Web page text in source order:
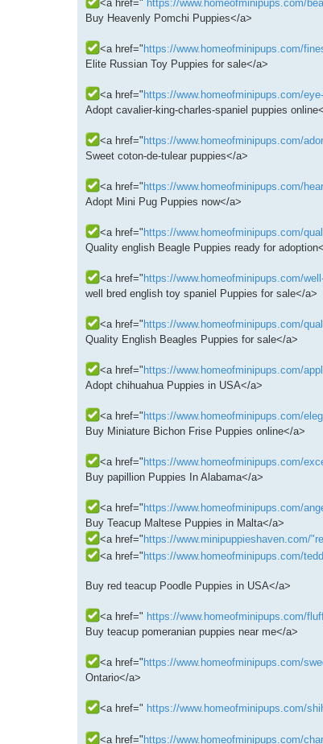
<a href=" https://www.homeofminipups.com/
Buy Heavenly Pomchi Puppies</a>
<a href=" https://www.homeofminipups.com/
Elite Russian Toy Puppies for sale</a>
<a href=" https://www.homeofminipups.com/
Adopt cavalier-king-charles-spaniel puppies
<a href=" https://www.homeofminipups.com/
Sweet coton-de-tulear puppies</a>
<a href=" https://www.homeofminipups.com/
Adopt Mini Pug Puppies now</a>
<a href=" https://www.homeofminipups.com/
Quality english Beagle Puppies ready for
<a href=" https://www.homeofminipups.com/
well bred english toy spaniel Puppies for sale</a>
<a href=" https://www.homeofminipups.com/
Quality English Beagles Puppies for sale</a>
<a href=" https://www.homeofminipups.com/
Adopt chihuahua Puppies in USA</a>
<a href=" https://www.homeofminipups.com/
Buy Miniature Bichon Frise Puppies online</a>
<a href=" https://www.homeofminipups.com/
Buy papillion Puppies In Alabama</a>
<a href=" https://www.homeofminipups.com/
Buy Teacup Maltese Puppies in Malta</a>
<a href=" https://www.minipuppieshaven.com/
<a href=" https://www.homeofminipups.com/
Buy red teacup Poodle Puppies in USA</a>
<a href=" https://www.homeofminipups.com/
Buy teacup pomeranian puppies near me</a>
<a href=" https://www.homeofminipups.com/
Ontario</a>
<a href=" https://www.homeofminipups.com/
<a href=" https://www.homeofminipups.com/